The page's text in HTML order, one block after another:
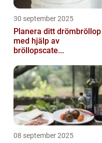
30 september 2025
Planera ditt drömbröllop
med hjälp av
bröllopscate...
08 september 2025